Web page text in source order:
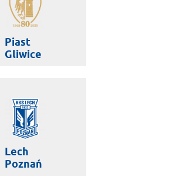
Piast
Gliwice
Lech
Poznań